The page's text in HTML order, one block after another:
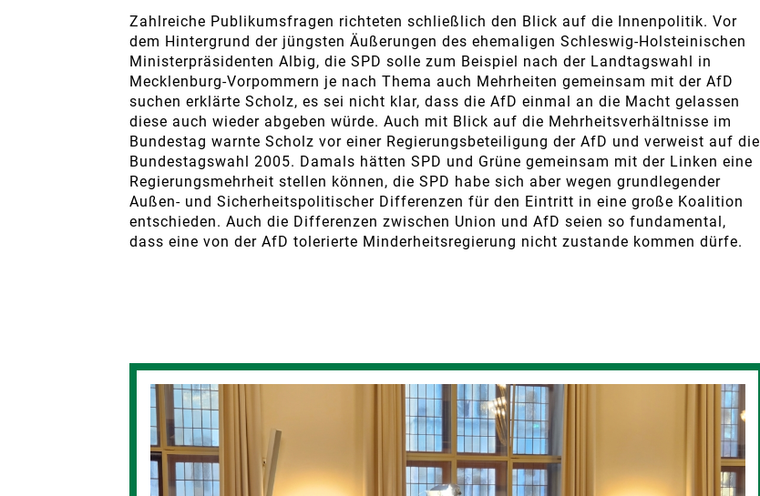
Zahlreiche Publikumsfragen richteten schließlich den Blick auf die Innenpolitik. Vor
dem Hintergrund der jüngsten Äußerungen des ehemaligen Schleswig-Holsteinischen
Ministerpräsidenten Albig, die SPD solle zum Beispiel nach der Landtagswahl in
Mecklenburg-Vorpommern je nach Thema auch Mehrheiten gemeinsam mit der AfD
suchen erklärte Scholz, es sei nicht klar, dass die AfD einmal an die Macht gelassen
diese auch wieder abgeben würde. Auch mit Blick auf die Mehrheitsverhältnisse im
Bundestag warnte Scholz vor einer Regierungsbeteiligung der AfD und verweist auf die
Bundestagswahl 2005. Damals hätten SPD und Grüne gemeinsam mit der Linken eine
Regierungsmehrheit stellen können, die SPD habe sich aber wegen grundlegender
Außen- und Sicherheitspolitischer Differenzen für den Eintritt in eine große Koalition
entschieden. Auch die Differenzen zwischen Union und AfD seien so fundamental,
dass eine von der AfD tolerierte Minderheitsregierung nicht zustande kommen dürfe.